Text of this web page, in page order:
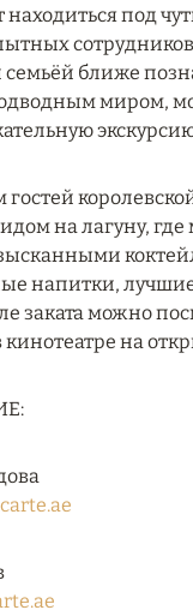
JUMEIRA,
ВЕСНОЙ
ВКЛЮЧЕНО –
LES NEIGES
находиться под
ближе
миром,
гостей
на лагуну,
напитки,
заката можно
на